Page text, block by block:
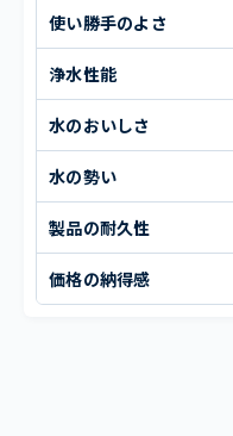
使い勝手のよさ
浄水性能
水のおいしさ
水の勢い
製品の耐久性
価格の納得感